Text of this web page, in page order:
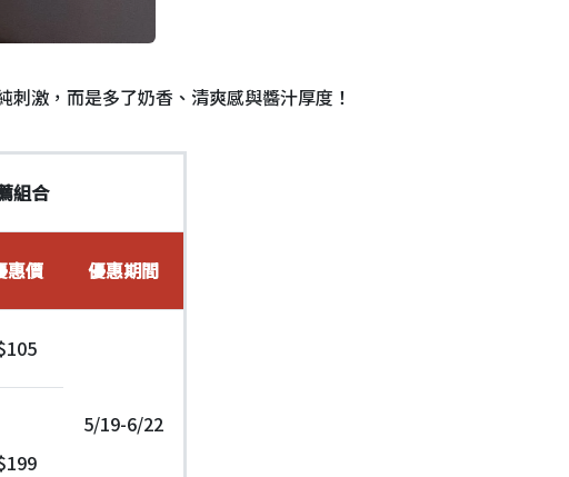
激，而是多了奶香、清爽感與醬汁厚度！
組合
惠價 優惠期間
5/19-6/22